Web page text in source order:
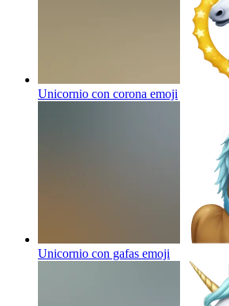
Unicornio con corona emoji
Unicornio con gafas emoji